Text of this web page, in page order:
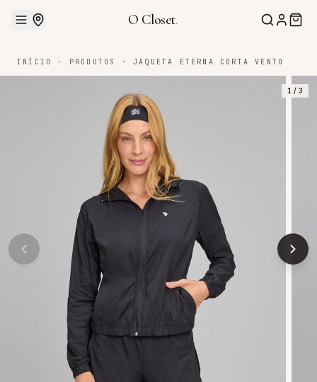
O Closet.
INÍCIO · PRODUTOS · JAQUETA ETERNA CORTA VENTO
1 / 3